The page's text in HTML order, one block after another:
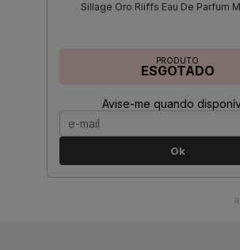
Sillage Oro Riiffs Eau De Parfum
PRODUTO
ESGOTADO
Avise-me quando
Ok